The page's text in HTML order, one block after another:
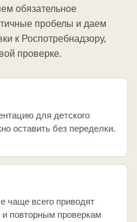
обязательное
пробелы и даем
к Роспотребнадзору,
проверке.
для детского
оставить без переделки.
чаще всего приводят
повторным проверкам